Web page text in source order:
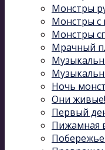
Монстры
Монстры
Монстры
Мрачный
Ночь
Они живые!
Первый
Пижамная